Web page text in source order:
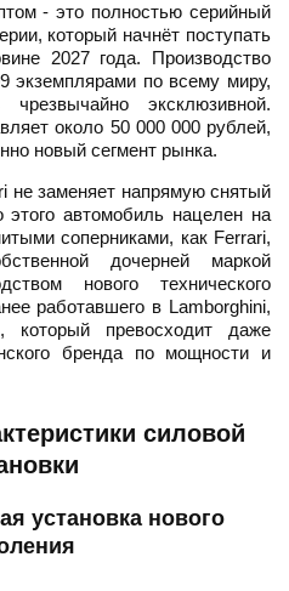
- это полностью серийный
который начнёт поступать
2027 года. Производство
экземплярами по всему миру,
эксклюзивной.
около 50 000 000 рублей,
новый сегмент рынка.
не заменяет напрямую снятый
автомобиль нацелен на
соперниками, как Ferrari,
дочерней маркой
нового технического
работавшего в Lamborghini,
который превосходит даже
бренда по мощности и
силовой
установка нового